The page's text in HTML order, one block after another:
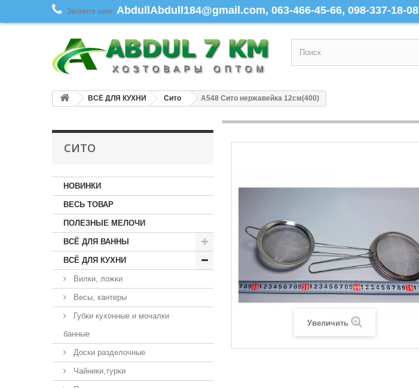
Звоните нам: AbdullAbdull184@gmail.com, 063-466-45-66, 098-337-18-08
ВСЁ ДЛЯ КУХНИ Сито A548 Сито нержавейка 12см(400)
СИТО
НОВИНКИ
ВЕСЬ ТОВАР
ПОЛЕЗНЫЕ МЕЛОЧИ
ВСЁ ДЛЯ ВАННЫ
ВСЁ ДЛЯ КУХНИ
Вилки, ложки
Весы, кантеры
Губки кухонные и мочалки
банные
Доски разделочные
Чайники,турки
Увеличить